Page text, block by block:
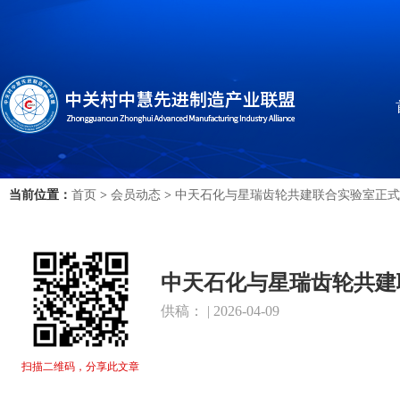
当前位置： 首页 > 会员动态 > 中天石化与星瑞齿轮共建联合实验室正
扫描二维码，分享此文章
中天石化与星瑞齿轮共
供稿： | 2026-04-09